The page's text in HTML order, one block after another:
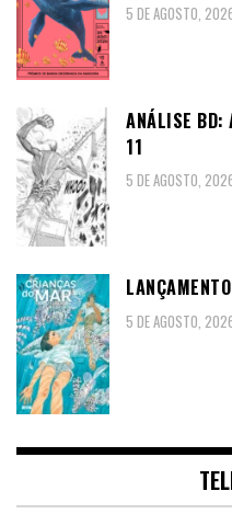
5 DE AGOSTO,
ANÁLISE BD:
11
5 DE AGOSTO,
5 DE AGOSTO,